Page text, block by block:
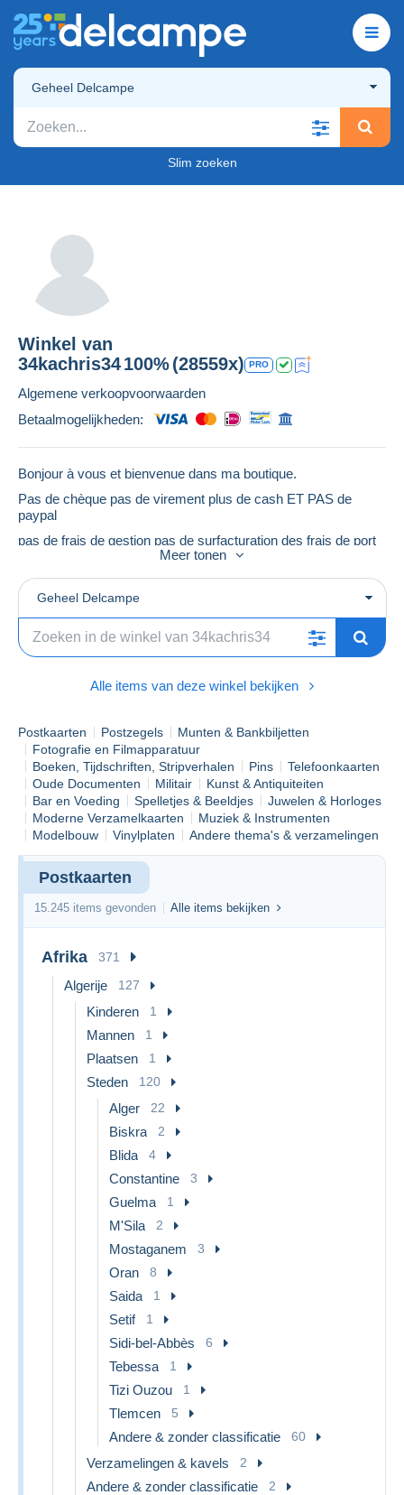
Geheel Delcampe
Slim zoeken
Winkel van
34kachris34100%(28559x) PRO
Algemene verkoopvoorwaarden
Betaalmogelijkheden:
Bonjour à vous et bienvenue dans ma boutique.
Pas de chèque pas de virement plus de cash ET PAS de
paypal
pas de frais de gestion pas de surfacturation des frais de port
pas de forfait; juste les tarifs de la poste française
si vous avez un problème pour alimenter Mangopay contacter
Delcampe qui est très efficace pour cela
J'ai commencé à baisser les prix des TP France pour les
repositionner sur une remise que je pratiquai avant le 2
avril
Si vous êtes OK pour cela je vous souhaite de bonnes
Meer tonen
Geheel Delcampe
Alle items van deze winkel bekijken
Postkaarten Postzegels
Munten & Bankbiljetten
Fotografie en Filmapparatuur
Boeken, Tijdschriften, Stripverhalen
Pins
Telefoonkaarten
Oude Documenten
Militair
Kunst & Antiquiteiten
Bar en Voeding
Spelletjes & Beeldjes
Juwelen & Horloges
Moderne Verzamelkaarten
Muziek & Instrumenten
Modelbouw
Vinylplaten Andere thema's & verzamelingen
Postkaarten
15.245 items gevonden Alle items bekijken
Afrika 371
Algerije 127
Kinderen 1
Mannen 1
Plaatsen 1
Steden 120
Alger 22
Biskra 2
Blida 4
Constantine 3
Guelma 1
M'Sila 2
Mostaganem 3
Oran 8
Saida 1
Setif 1
Sidi-bel-Abbès 6
Tebessa 1
Tizi Ouzou 1
Tlemcen 5
Andere & zonder classificatie 60
Verzamelingen & kavels 2
Andere & zonder classificatie 2